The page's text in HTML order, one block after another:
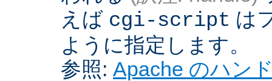
えば cgi-script は
ように指定します。
参照: Apache のハン